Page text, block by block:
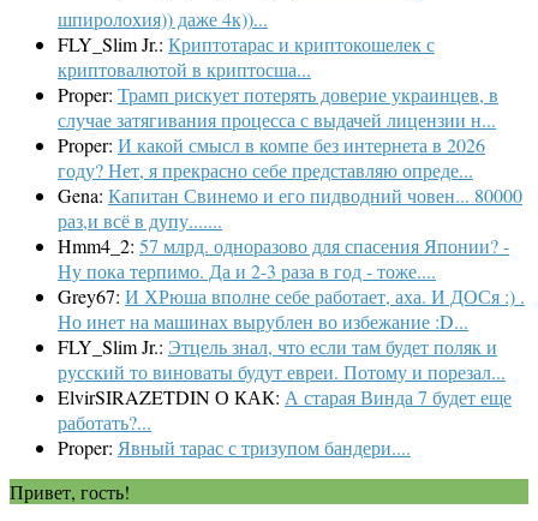
шпиролохия)) даже 4к))...
FLY_Slim Jr.: Криптотарас и криптокошелек с
криптовалютой в криптосша...
Proper: Трамп рискует потерять доверие украинцев, в
случае затягивания процесса с выдачей лицензии н...
Proper: И какой смысл в компе без интернета в 2026
году? Нет, я прекрасно себе представляю опреде...
Gena: Капитан Свинемо и его пидводний човен... 80000
раз,и всё в дупу.......
Hmm4_2: 57 млрд. одноразово для спасения Японии? -
Ну пока терпимо. Да и 2-3 раза в год - тоже....
Grey67: И ХРюша вполне себе работает, аха. И ДОСя :) .
Но инет на машинах вырублен во избежание :D...
FLY_Slim Jr.: Этцель знал, что если там будет поляк и
русский то виноваты будут евреи. Потому и порезал...
ElvirSIRAZETDIN О КАК: А старая Винда 7 будет еще
работать?...
Proper: Явный тарас с тризупом бандери....
Привет, гость!